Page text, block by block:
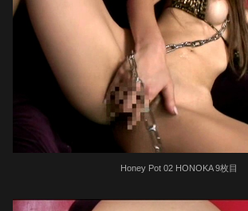
Honey Pot 02 HONOKA 9枚目